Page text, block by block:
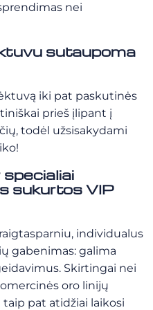
nei
sutaupoma
iki pat paskutinės
prieš įlipant į
todėl užsisakydami
sukurtos VIP
individualus
gabenimas: galima
Skirtingai nei
oro linijų
pat atidžiai laikosi